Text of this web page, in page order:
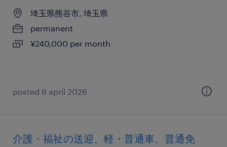
埼玉県熊谷市, 埼玉県
permanent
¥240,000 per month
posted 6 april 2026
介護・福祉の送迎、軽・普通車、普通免